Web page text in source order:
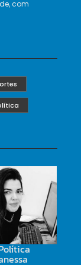
com